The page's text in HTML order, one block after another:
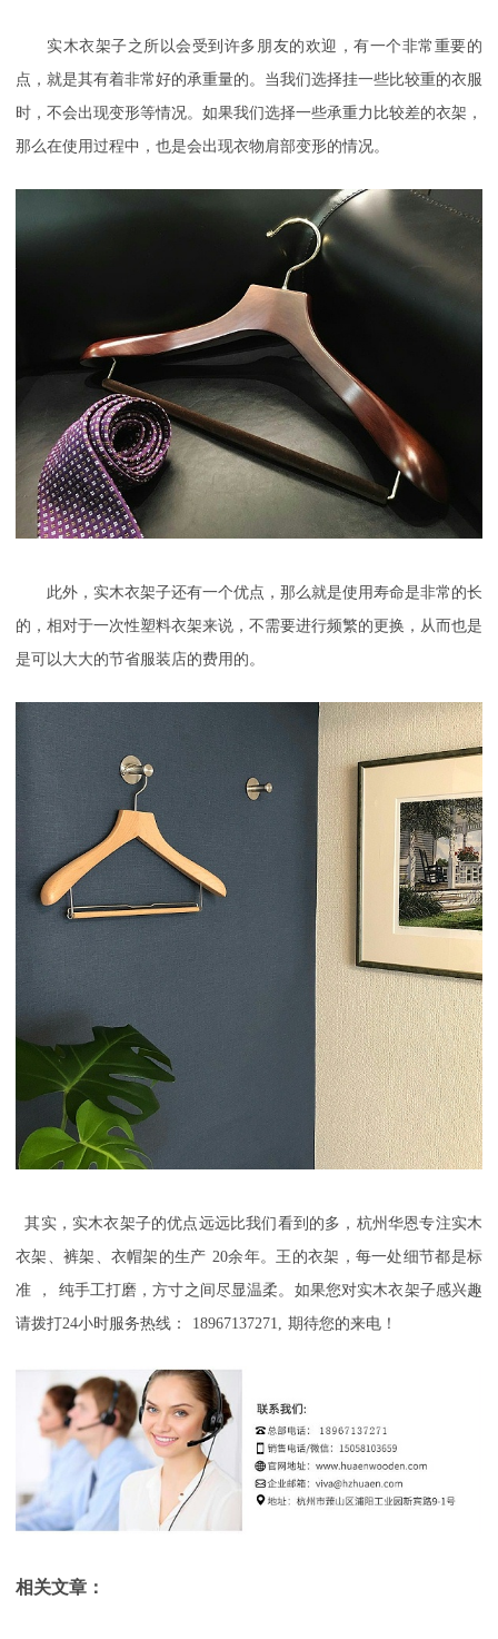
实木衣架子之所以会受到许多朋友的欢迎，有一个非常重要的
点，就是其有着非常好的承重量的。当我们选择挂一些比较重的衣服
时，不会出现变形等情况。如果我们选择一些承重力比较差的衣架，
那么在使用过程中，也是会出现衣物肩部变形的情况。
此外，实木衣架子还有一个优点，那么就是使用寿命是非常的长
的，相对于一次性塑料衣架来说，不需要进行频繁的更换，从而也是
是可以大大的节省服装店的费用的。
其实，实木衣架子的优点远远比我们看到的多，杭州华恩专注实木
衣架、裤架 、衣帽架 的生产 20余年。 王的衣架，每一处细节都是标
准
， 纯手工打磨，方寸之间尽显温柔。如果您对实木衣架子感兴趣
请拨打24小时服务热线： 18967137271, 期待您的来电！
相关文章：